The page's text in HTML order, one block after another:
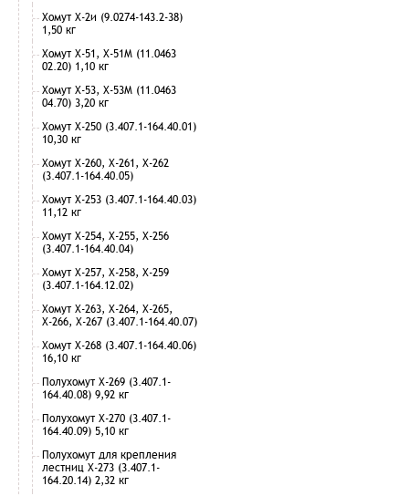
Хомут Х-2и (9.0274-143.2-38)
1,50 кг
Хомут Х-51, Х-51М (11.0463
02.20) 1,10 кг
Хомут Х-53, Х-53М (11.0463
04.70) 3,20 кг
Хомут Х-250 (3.407.1-164.40.01)
10,30 кг
Хомут Х-260, Х-261, Х-262
(3.407.1-164.40.05)
Хомут Х-253 (3.407.1-164.40.03)
11,12 кг
Хомут Х-254, Х-255, Х-256
(3.407.1-164.40.04)
Хомут Х-257, Х-258, Х-259
(3.407.1-164.12.02)
Хомут Х-263, Х-264, Х-265,
Х-266, Х-267 (3.407.1-164.40.07)
Хомут Х-268 (3.407.1-164.40.06)
16,10 кг
Полухомут Х-269 (3.407.1-
164.40.08) 9,92 кг
Полухомут Х-270 (3.407.1-
164.40.09) 5,10 кг
Полухомут для крепления
лестниц Х-273 (3.407.1-
164.20.14) 2,32 кг